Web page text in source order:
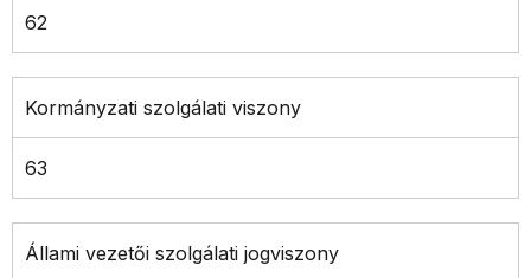
62
Kormányzati szolgálati viszony
63
Állami vezetői szolgálati jogviszony